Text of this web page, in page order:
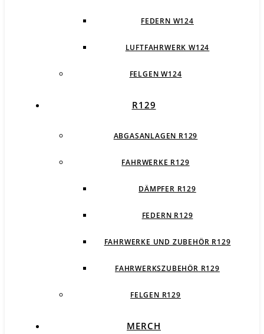
FEDERN W124
LUFTFAHRWERK W124
FELGEN W124
R129
ABGASANLAGEN R129
FAHRWERKE R129
DÄMPFER R129
FEDERN R129
FAHRWERKE UND ZUBEHÖR R129
FAHRWERKSZUBEHÖR R129
FELGEN R129
MERCH